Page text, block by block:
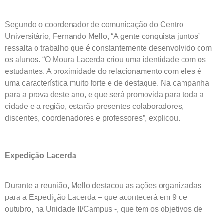
Segundo o coordenador de comunicação do Centro
Universitário, Fernando Mello, “A gente conquista juntos”
ressalta o trabalho que é constantemente desenvolvido com
os alunos. “O Moura Lacerda criou uma identidade com os
estudantes. A proximidade do relacionamento com eles é
uma característica muito forte e de destaque. Na campanha
para a prova deste ano, e que será promovida para toda a
cidade e a região, estarão presentes colaboradores,
discentes, coordenadores e professores”, explicou.
Expedição Lacerda
Durante a reunião, Mello destacou as ações organizadas
para a Expedição Lacerda – que acontecerá em 9 de
outubro, na Unidade II/Campus -, que tem os objetivos de